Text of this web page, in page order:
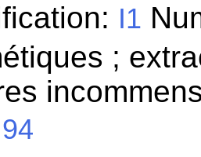
I1
;
94